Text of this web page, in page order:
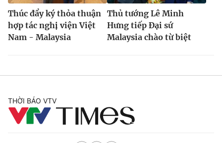
Thúc đẩy ký thỏa thuận
hợp tác nghị viện Việt
Nam - Malaysia
Thủ tướng Lê Minh
Hưng tiếp Đại sứ
Malaysia chào từ biệt
THỜI BÁO VTV